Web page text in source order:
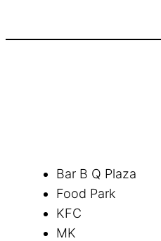
Bar B Q Plaza
Food Park
KFC
MK